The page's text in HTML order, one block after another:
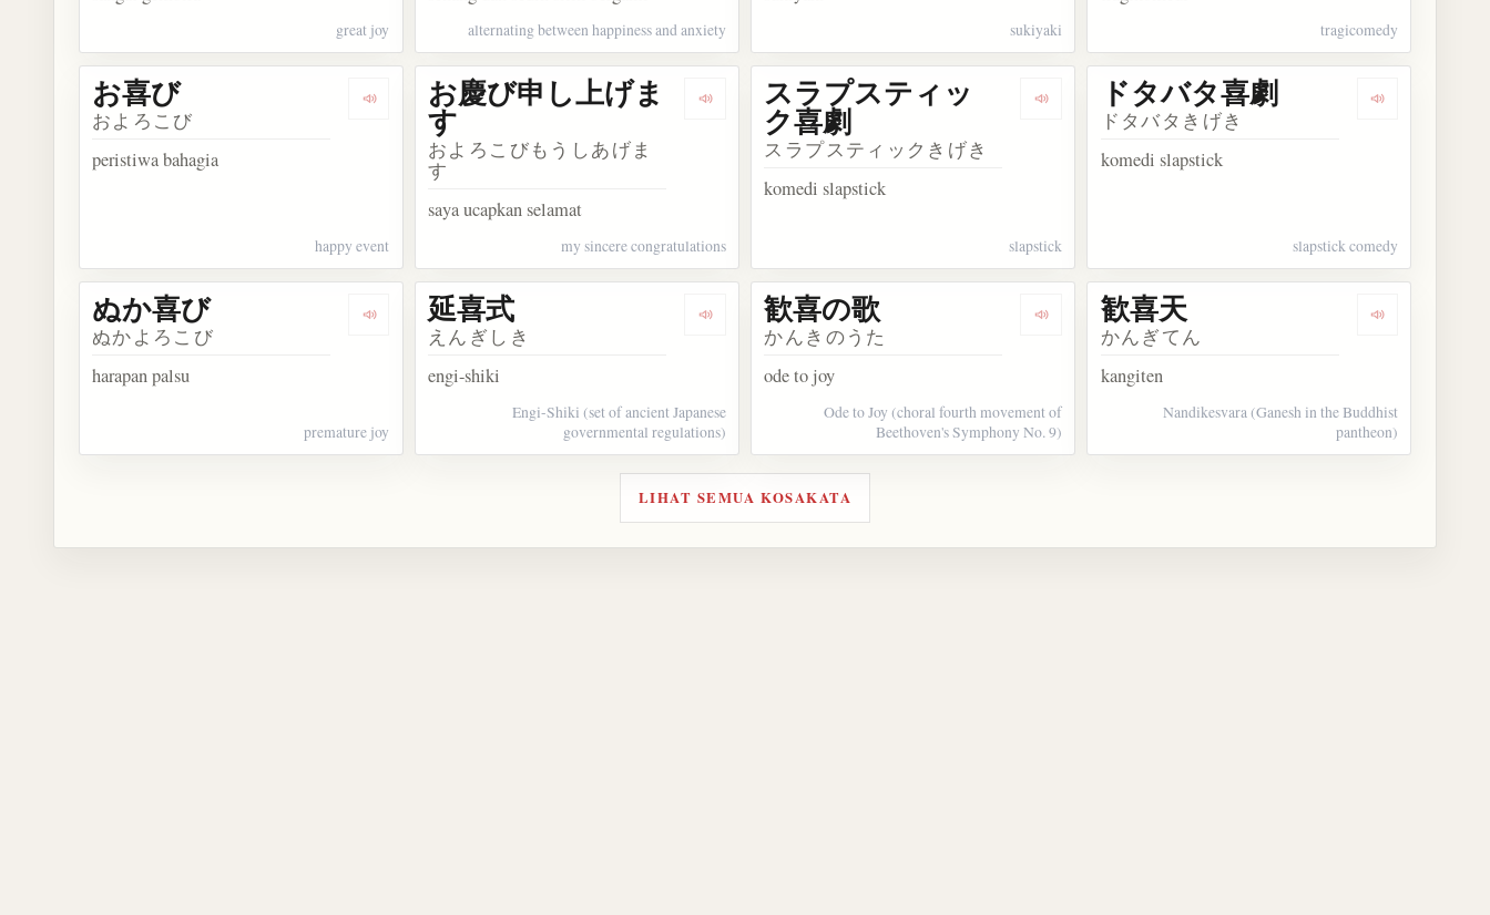
great joy alternating between happiness and anxiety sukiyaki tragicomedy
Dengarkan kosakata お喜び
お喜び
およろこび
peristiwa bahagia
happy event
Dengarkan kosakata お慶び申し上げます
お慶び申し上げま
す
およろこびもうしあげま
す
saya ucapkan selamat
my sincere congratulations
Dengarkan kosakata スラプスティック喜劇
スラプスティッ
ク喜劇
スラプスティックきげき
komedi slapstick
slapstick
Dengarkan
ドタバタ喜劇
ドタバタきげき
komedi slapstick
slapstick comedy
Dengarkan kosakata ぬか喜び
ぬか喜び
ぬかよろこび
harapan palsu
premature joy
Dengarkan kosakata 延喜式
延喜式
えんぎしき
engi-shiki
Engi-Shiki (set of ancient Japanese
governmental regulations)
Dengarkan kosakata 歓喜の歌
歓喜の歌
かんきのうた
ode to joy
Ode to Joy (choral fourth movement of
Beethoven's Symphony No. 9)
Dengarkan
歓喜天
かんぎてん
kangiten
Nandikesvara (Ganesh in the Buddhist
pantheon)
LIHAT SEMUA KOSAKATA